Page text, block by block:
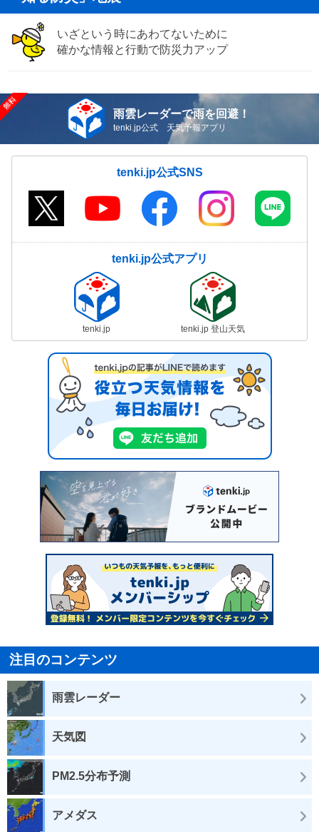
いざという時にあわてないために
確かな情報と行動で防災力アップ
雨雲レーダーで雨を回避！
tenki.jp公式 天気予報アプリ
tenki.jp公式SNS
tenki.jp公式アプリ
tenki.jp tenki.jp 登山天気
注目のコンテンツ
雨雲レーダー
天気図
PM2.5分布予測
アメダス